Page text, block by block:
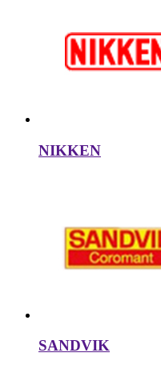
NIKKEN
SANDVIK